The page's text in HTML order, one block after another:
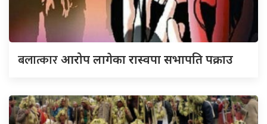
बलात्कारआरोप लागेका रास्वपा सभापति पक्राउ